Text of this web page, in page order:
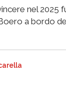
nel 2025
a bordo